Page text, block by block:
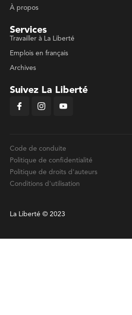
À propos
Services
Travailler à La Liberté
Emplois en français
Archives
Suivez La Liberté
Code de conduite
Politique de confidentialité
Politique de droits d'auteurs
Conditions d'utilisation
La Liberté © 2023